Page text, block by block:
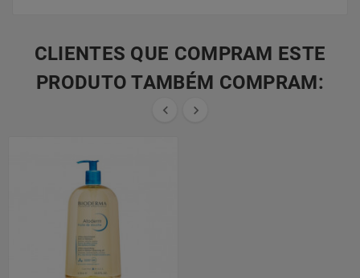
CLIENTES QUE COMPRAM ESTE
PRODUTO TAMBÉM COMPRAM:
 